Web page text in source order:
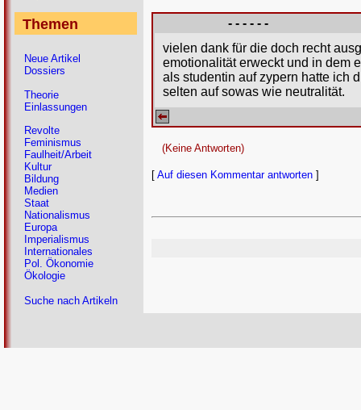
- - - - - -
vielen dank für die doch recht
emotionalität erweckt und in dem
als studentin auf zypern hatte ich
selten auf sowas wie neutralität.
(Keine Antworten)
[ Auf diesen Kommentar antworten ]
Themen
Neue Artikel
Dossiers
Theorie
Einlassungen
Revolte
Feminismus
Faulheit/Arbeit
Kultur
Bildung
Medien
Staat
Nationalismus
Europa
Imperialismus
Internationales
Pol. Ökonomie
Ökologie
Suche nach Artikeln